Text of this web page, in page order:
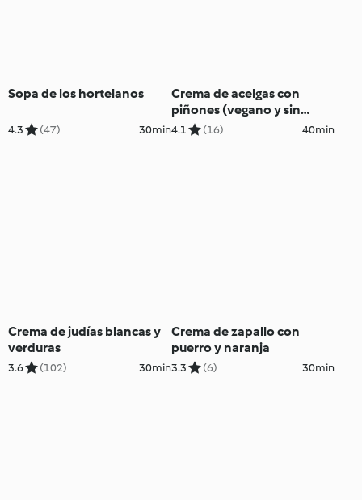
Sopa de los hortelanos
4.3 (47) 30min
Crema de acelgas con
piñones (vegano y sin
gluten)
4.1 (16) 40min
Crema de judías blancas y
verduras
3.6 (102) 30min
Crema de zapallo con
puerro y naranja
3.3 (6) 30min